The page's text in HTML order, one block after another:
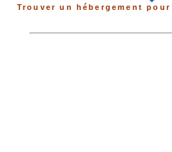
Trouver un hébergement